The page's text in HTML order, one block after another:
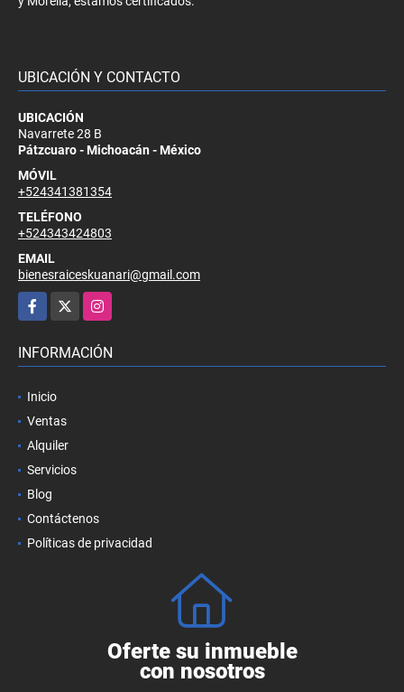
UBICACIÓN Y CONTACTO
UBICACIÓN
Navarrete 28 B
Pátzcuaro - Michoacán - México
MÓVIL
+524341381354
TELÉFONO
+524343424803
EMAIL
bienesraiceskuanari@gmail.com
Facebook
Instagram
INFORMACIÓN
Inicio
Ventas
Alquiler
Servicios
Blog
Contáctenos
Políticas de privacidad
Oferte su inmueble
con nosotros